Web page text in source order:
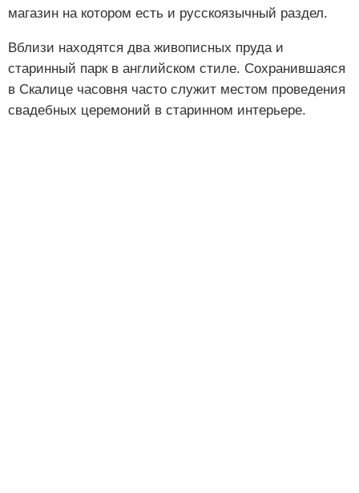
магазин на котором есть и русскоязычный раздел.
Вблизи находятся два живописных пруда и
старинный парк в английском стиле. Сохранившаяся
в Скалице часовня часто служит местом проведения
свадебных церемоний в старинном интерьере.